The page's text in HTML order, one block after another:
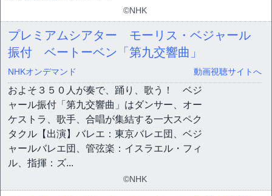
©NHK
プレミアムシアター モーリス・ベジャール
振付 ベートーベン「第九交響曲」
NHKオンデマンド 動画視聴サイトへ
およそ３５０人が奏で、踊り、歌う！ ベジ
ャール振付「第九交響曲」はダンサー、オー
ケストラ、歌手、合唱が集結する一大スペク
タクル【出演】バレエ：東京バレエ団、ベジ
ャールバレエ団、管弦楽：イスラエル・フィ
ル、指揮：ズ...
©NHK